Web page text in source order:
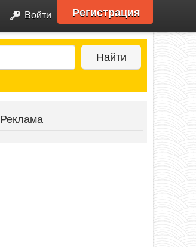
Войти Регистрация
Найти
Реклама